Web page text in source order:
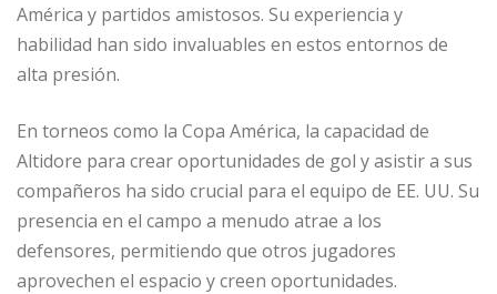
América y partidos amistosos. Su experiencia y
habilidad han sido invaluables en estos entornos de
alta presión.
En torneos como la Copa América, la capacidad de
Altidore para crear oportunidades de gol y asistir a sus
compañeros ha sido crucial para el equipo de EE. UU. Su
presencia en el campo a menudo atrae a los
defensores, permitiendo que otros jugadores
aprovechen el espacio y creen oportunidades.